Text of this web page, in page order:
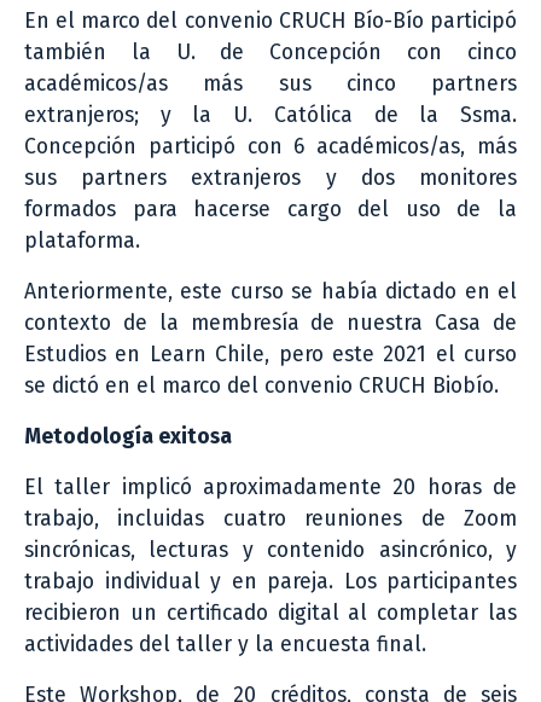
En el marco del convenio CRUCH Bío-Bío participó
también la U. de Concepción con cinco
académicos/as más sus cinco partners
extranjeros; y la U. Católica de la Ssma.
Concepción participó con 6 académicos/as, más
sus partners extranjeros y dos monitores
formados para hacerse cargo del uso de la
plataforma.
Anteriormente, este curso se había dictado en el
contexto de la membresía de nuestra Casa de
Estudios en Learn Chile, pero este 2021 el curso
se dictó en el marco del convenio CRUCH Biobío.
Metodología exitosa
El taller implicó aproximadamente 20 horas de
trabajo, incluidas cuatro reuniones de Zoom
sincrónicas, lecturas y contenido asincrónico, y
trabajo individual y en pareja. Los participantes
recibieron un certificado digital al completar las
actividades del taller y la encuesta final.
Este Workshop, de 20 créditos, consta de seis